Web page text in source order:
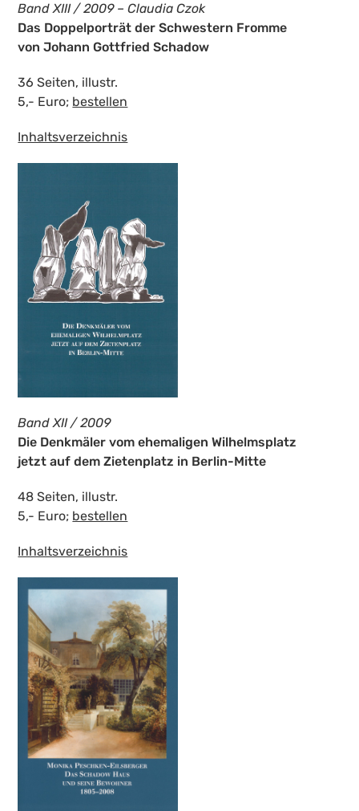
Band XIII / 2009 – Claudia Czok
Das Doppelporträt der Schwestern Fromme
von Johann Gottfried Schadow
36 Seiten, illustr.
5,- Euro; bestellen
Inhaltsverzeichnis
Band XII / 2009
Die Denkmäler vom ehemaligen Wilhelmsplatz
jetzt auf dem Zietenplatz in Berlin-Mitte
48 Seiten, illustr.
5,- Euro; bestellen
Inhaltsverzeichnis